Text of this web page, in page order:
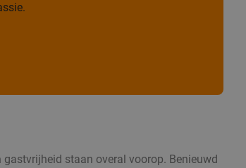
staan overal voorop. Benieuwd